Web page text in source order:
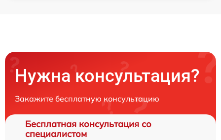
Нужна консультация?
Закажите бесплатную консультацию
Бесплатная консультация со
специалистом